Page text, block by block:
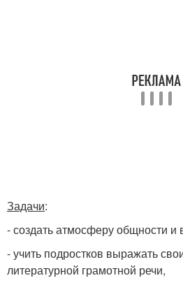
Задачи:
- создать атмосферу общности
- учить подростков выражать
литературной грамотной речи,